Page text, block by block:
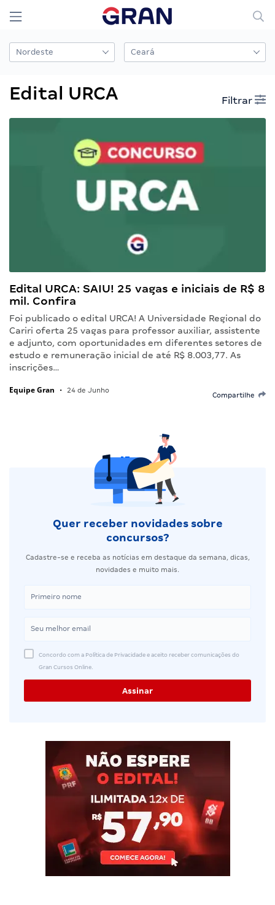
Edital URCA Filtrar
Edital URCA: SAIU! 25 vagas e iniciais de R$ 8
mil. Confira
Foi publicado o edital URCA! A Universidade Regional do
Cariri oferta 25 vagas para professor auxiliar, assistente
e adjunto, com oportunidades em diferentes setores de
estudo e remuneração inicial de até R$ 8.003,77. As
inscrições…
Equipe Gran • 24 de Junho
Compartilhe
Quer receber novidades sobre
concursos?
Cadastre-se e receba as notícias em destaque da semana, dicas,
novidades e muito mais.
Concordo com a Política de Privacidade e aceito receber comunicações do
Gran Cursos Online.